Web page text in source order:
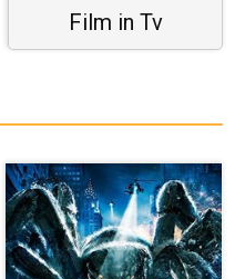
Film in Tv